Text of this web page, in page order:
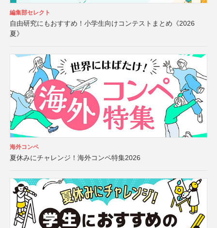
編集部セレクト
自由研究にもおすすめ！小学生向けコンテストまとめ《2026
夏》
海外コンペ
夏休みにチャレンジ！海外コンペ特集2026